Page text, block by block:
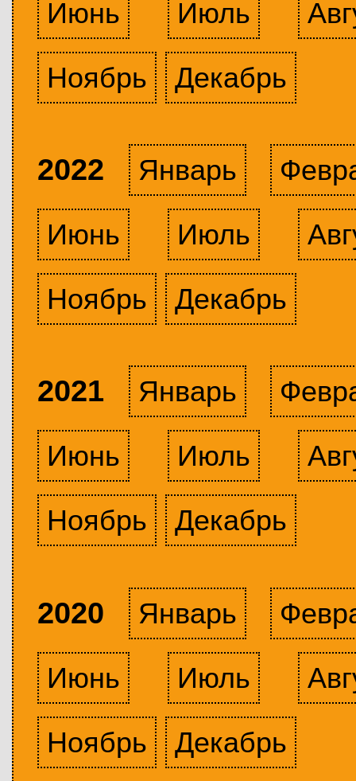
Июнь
Июль
Ноябрь
Декабрь
2022 Январь
Июнь
Июль
Ноябрь
Декабрь
2021 Январь
Июнь
Июль
Ноябрь
Декабрь
2020 Январь
Июнь
Июль
Ноябрь
Декабрь